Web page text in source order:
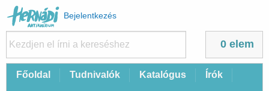
Felhasználói
fiók
menüje
Bejelentkezés
0 elem
FőFőoldal Tudnivalók Katalógus Írók